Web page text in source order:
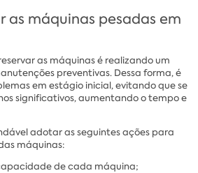
as máquinas pesadas em
as máquinas é realizando um
preventivas. Dessa forma, é
em estágio inicial, evitando que se
significativos, aumentando o tempo e
adotar as seguintes ações para
máquinas:
de cada máquina;